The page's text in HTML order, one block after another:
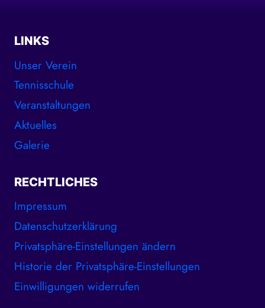
LINKS
Unser Verein
Tennisschule
Veranstaltungen
Aktuelles
Galerie
RECHTLICHES
Impressum
Datenschutzerklärung
Privatsphäre-Einstellungen ändern
Historie der Privatsphäre-Einstellungen
Einwilligungen widerrufen